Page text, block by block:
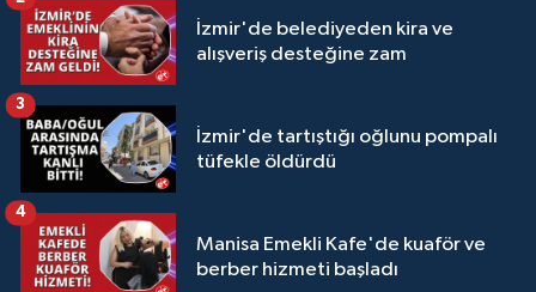
İzmir'de belediyeden kira ve
alışveriş desteğine zam
İzmir'de tartıştığı oğlunu pompalı
tüfekle öldürdü
3
Manisa Emekli Kafe'de kuaför ve
berber hizmeti başladı
4